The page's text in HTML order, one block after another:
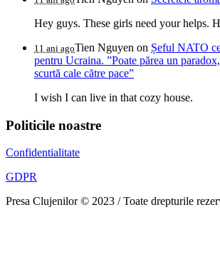
Hey guys. These girls need your helps.
11 ani agoTien Nguyen on Șeful NATO
pentru Ucraina. ”Poate părea un
scurtă cale către pace”
I wish I can live in that cozy house.
Politicile noastre
Confidentialitate
GDPR
Presa Clujenilor © 2023 / Toate drepturile